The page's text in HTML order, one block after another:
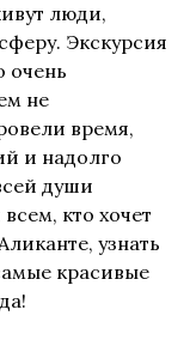
люди,
Экскурсия
очень
не
время,
и надолго
души
кто хочет
узнать
красивые